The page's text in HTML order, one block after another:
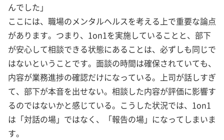
んでした」
ここには、職場のメンタルヘルスを考える上で重要な論点
があります。つまり、1on1を実施していることと、部下
が安心して相談できる状態にあることは、必ずしも同じで
はないということです。面談の時間は確保されていても、
内容が業務進捗の確認だけになっている。上司が話しすぎ
て、部下が本音を出せない。相談した内容が評価に影響す
るのではないかと感じている。こうした状況では、1on1
は「対話の場」ではなく、「報告の場」になってしまいま
す。